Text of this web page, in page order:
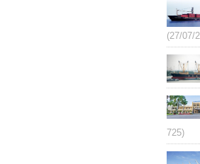
(27/07/
725)